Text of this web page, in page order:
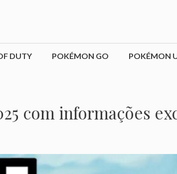
DUTY POKÉMON GO POKÉMON
com informações